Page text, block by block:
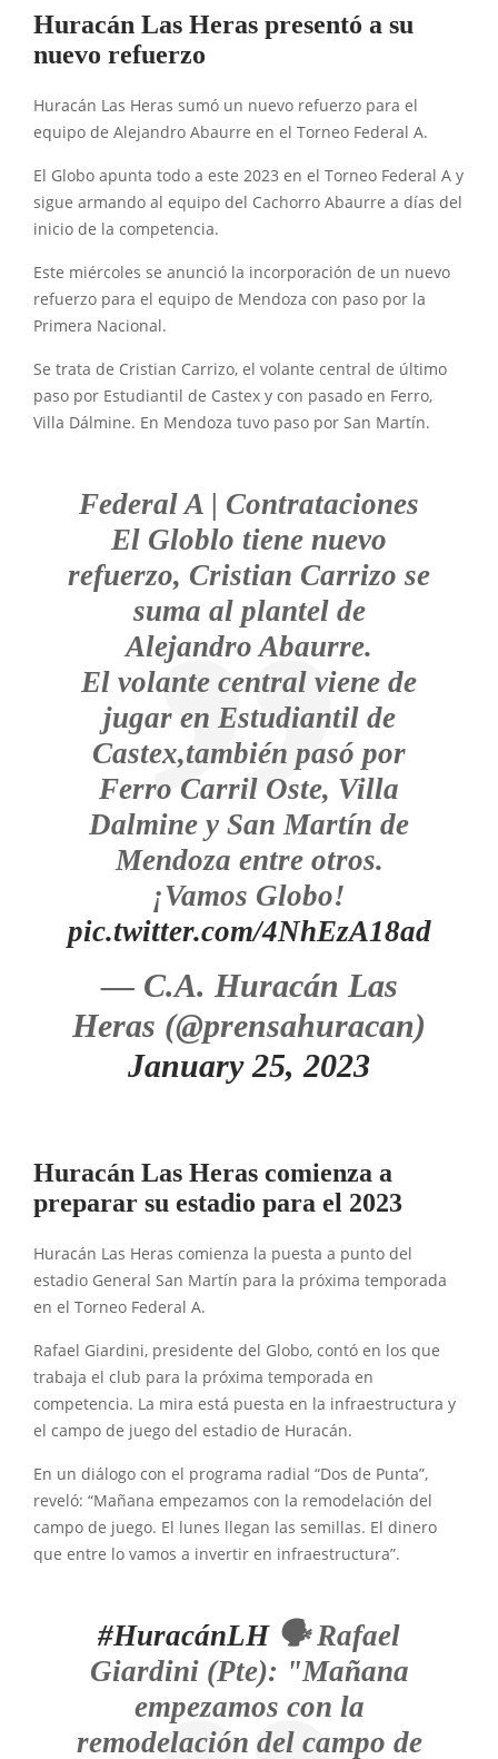
Huracán Las Heras presentó a su
nuevo refuerzo
Huracán Las Heras sumó un nuevo refuerzo para el
equipo de Alejandro Abaurre en el Torneo Federal A.
El Globo apunta todo a este 2023 en el Torneo Federal A y
sigue armando al equipo del Cachorro Abaurre a días del
inicio de la competencia.
Este miércoles se anunció la incorporación de un nuevo
refuerzo para el equipo de Mendoza con paso por la
Primera Nacional.
Se trata de Cristian Carrizo, el volante central de último
paso por Estudiantil de Castex y con pasado en Ferro,
Villa Dálmine. En Mendoza tuvo paso por San Martín.
Federal A | Contrataciones
El Globlo tiene nuevo
refuerzo, Cristian Carrizo se
suma al plantel de
Alejandro Abaurre.
El volante central viene de
jugar en Estudiantil de
Castex,también pasó por
Ferro Carril Oste, Villa
Dalmine y San Martín de
Mendoza entre otros.
¡Vamos Globo!
pic.twitter.com/4NhEzA18ad
— C.A. Huracán Las
Heras (@prensahuracan)
January 25, 2023
Huracán Las Heras comienza a
preparar su estadio para el 2023
Huracán Las Heras comienza la puesta a punto del
estadio General San Martín para la próxima temporada
en el Torneo Federal A.
Rafael Giardini, presidente del Globo, contó en los que
trabaja el club para la próxima temporada en
competencia. La mira está puesta en la infraestructura y
el campo de juego del estadio de Huracán.
En un diálogo con el programa radial “Dos de Punta”,
reveló: “Mañana empezamos con la remodelación del
campo de juego. El lunes llegan las semillas. El dinero
que entre lo vamos a invertir en infraestructura”.
#HuracánLH🗣️ Rafael
Giardini (Pte): "Mañana
empezamos con la
remodelación del campo de